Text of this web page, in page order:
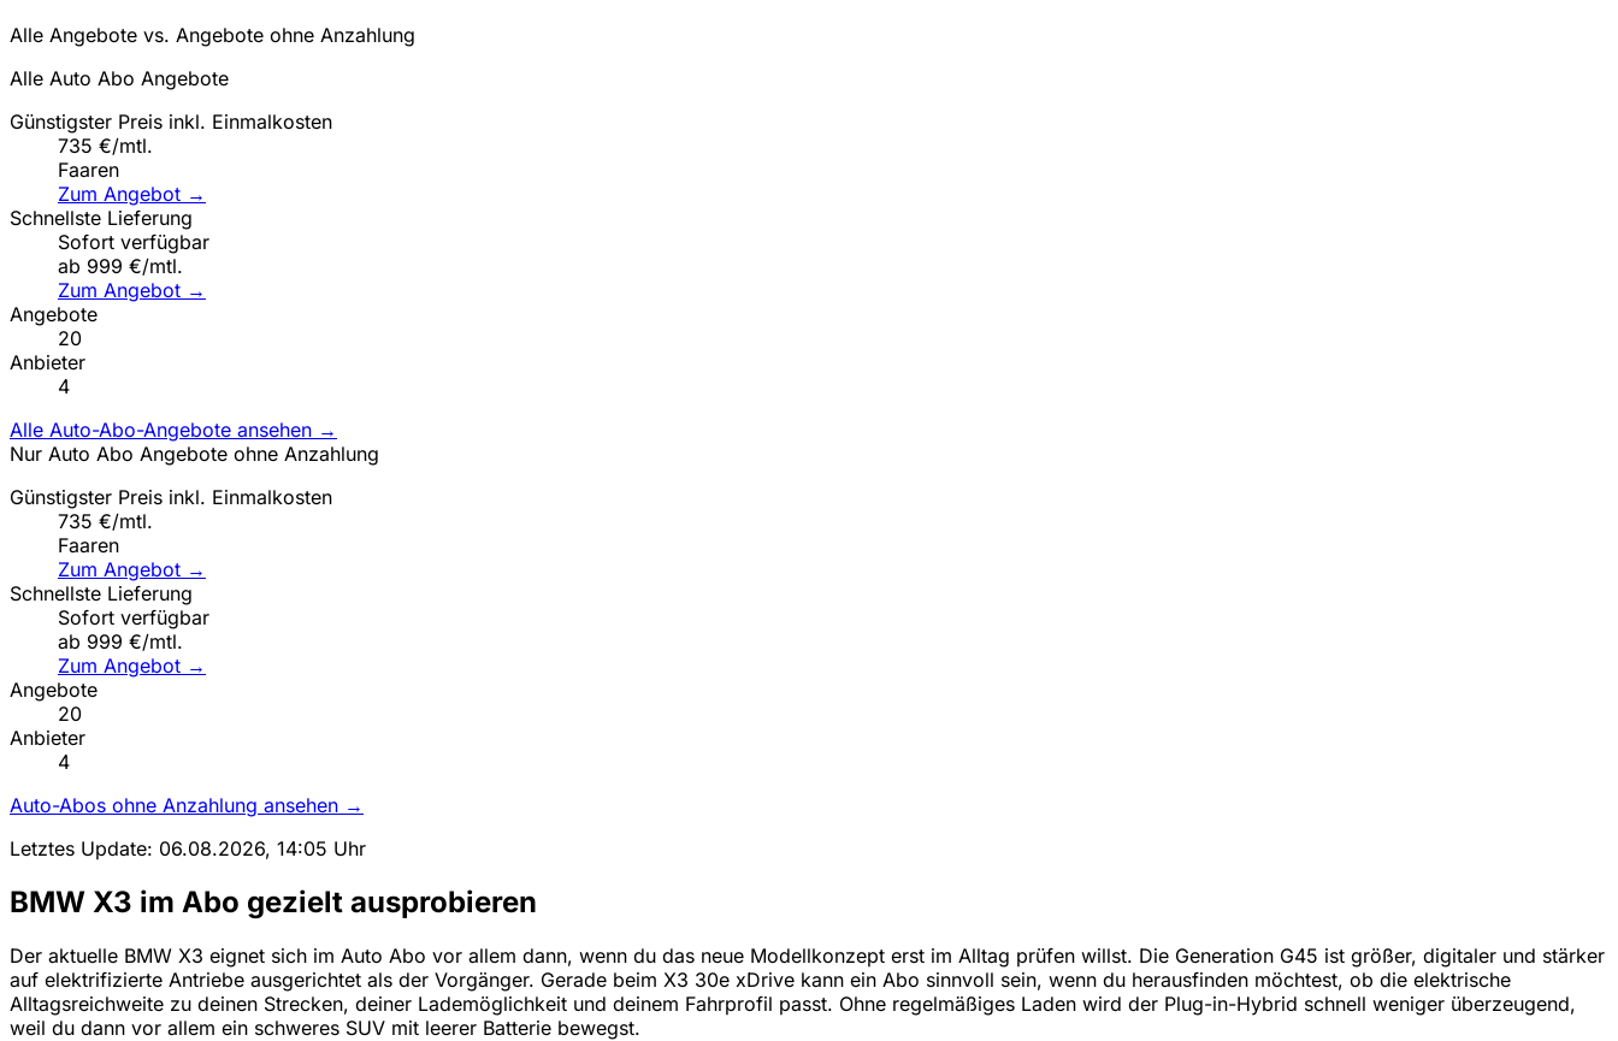
Alle Angebote vs. Angebote ohne Anzahlung
Alle Auto Abo Angebote
Günstigster Preis inkl. Einmalkosten
735 €/mtl.
Faaren
Zum Angebot →
Schnellste Lieferung
Sofort verfügbar
ab 999 €/mtl.
Zum Angebot →
Angebote
20
Anbieter
4
Alle Auto-Abo-Angebote ansehen →
Nur Auto Abo Angebote ohne Anzahlung
Günstigster Preis inkl. Einmalkosten
735 €/mtl.
Faaren
Zum Angebot →
Schnellste Lieferung
Sofort verfügbar
ab 999 €/mtl.
Zum Angebot →
Angebote
20
Anbieter
4
Auto-Abos ohne Anzahlung ansehen →
Letztes Update: 06.08.2026, 14:05 Uhr
BMW X3 im Abo gezielt ausprobieren
Der aktuelle BMW X3 eignet sich im Auto Abo vor allem dann, wenn du das neue Modellkonzept erst im Alltag prüfen willst. Die Generation G45 ist größer, digitaler und stärker
auf elektrifizierte Antriebe ausgerichtet als der Vorgänger. Gerade beim X3 30e xDrive kann ein Abo sinnvoll sein, wenn du herausfinden möchtest, ob die elektrische
Alltagsreichweite zu deinen Strecken, deiner Lademöglichkeit und deinem Fahrprofil passt. Ohne regelmäßiges Laden wird der Plug-in-Hybrid schnell weniger überzeugend,
weil du dann vor allem ein schweres SUV mit leerer Batterie bewegst.